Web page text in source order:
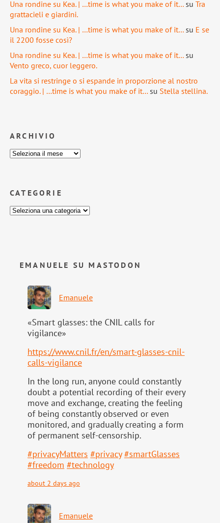
Una rondine su Kea. | …time is what you make of it… su Tra
grattacieli e giardini.
Una rondine su Kea. | …time is what you make of it… su E se
il 2200 fosse così?
Una rondine su Kea. | …time is what you make of it… su
Vento greco, cuor leggero.
La vita si restringe o si espande in proporzione al nostro
coraggio. | …time is what you make of it… su Stella stellina.
ARCHIVIO
CATEGORIE
EMANUELE SU MASTODON
Emanuele
«Smart glasses: the CNIL calls for
vigilance»
https://www.cnil.fr/en/smart-glasses-cnil-
calls-vigilance
In the long run, anyone could constantly
doubt a potential recording of their every
move and exchange, creating the feeling
of being constantly observed or even
monitored, and gradually creating a form
of permanent self-censorship.
#privacyMatters #privacy #smartGlasses
#freedom #technology
about 2 days ago
Emanuele